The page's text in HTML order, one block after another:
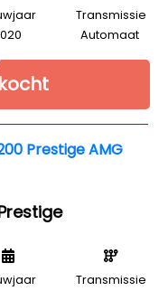
Transmissie
Automaat
Transmissie